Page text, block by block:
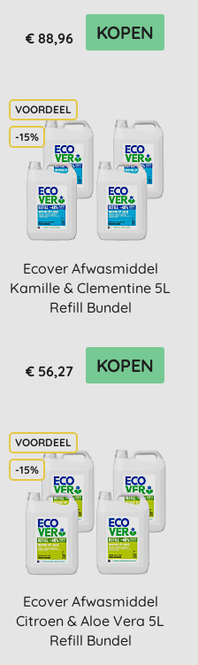
€ 88,96 KOPEN
-15%
Ecover Afwasmiddel
Kamille & Clementine 5L
Refill Bundel
€ 56,27 KOPEN
-15%
Ecover Afwasmiddel
Citroen & Aloe Vera 5L
Refill Bundel